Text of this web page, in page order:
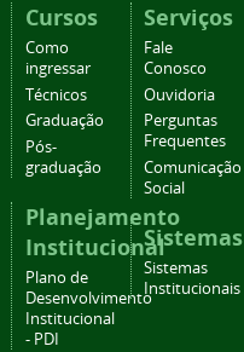
Cursos
Como
ingressar
Técnicos
Graduação
Pós-
graduação
Planejamento
Institucional
Plano de
Desenvolvimento
Institucional
- PDI
Serviços
Fale
Conosco
Ouvidoria
Perguntas
Frequentes
Comunicação
Social
Sistemas
Sistemas
Institucionais